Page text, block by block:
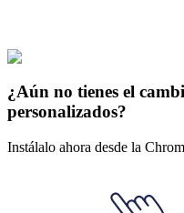
Chineas y Fer
Rainbow Death Ray
¿Aún no tienes el
personalizados?
Instálalo ahora desde la